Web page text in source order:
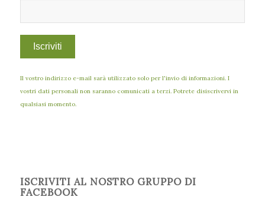
Il vostro indirizzo e-mail sarà utilizzato solo per l'invio di informazioni. I
vostri dati personali non saranno comunicati a terzi. Potrete disiscrivervi in
qualsiasi momento.
ISCRIVITI AL NOSTRO GRUPPO DI
FACEBOOK